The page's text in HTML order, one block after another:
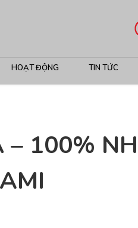
HOẠT ĐỘNG TIN TỨC
– 100%